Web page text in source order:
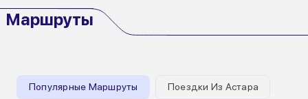
Маршруты
Популярные Маршруты Поездки Из Астара